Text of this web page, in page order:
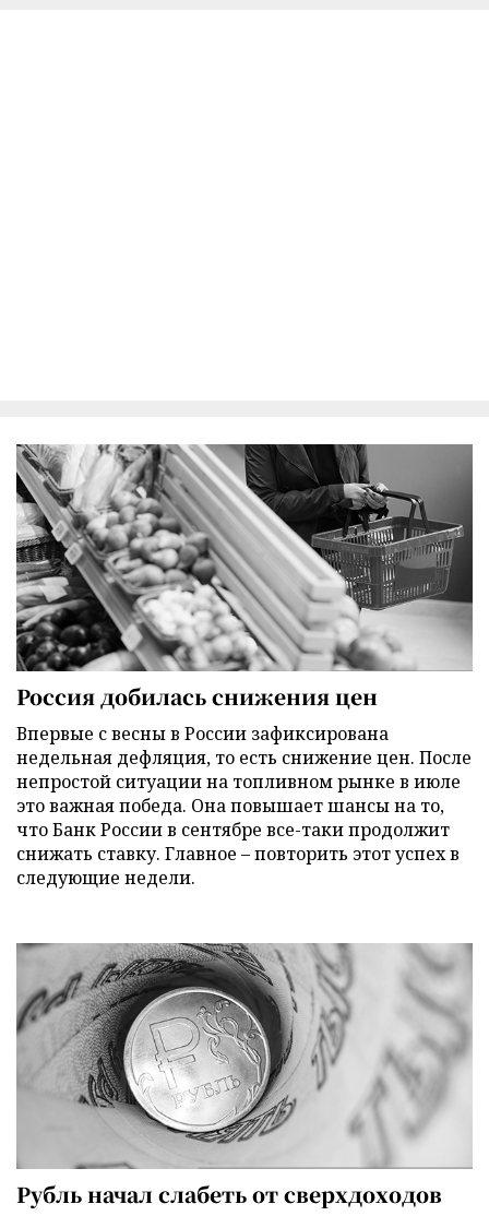
Россия добилась снижения цен
Впервые с весны в России зафиксирована
недельная дефляция, то есть снижение цен. После
непростой ситуации на топливном рынке в июле
это важная победа. Она повышает шансы на то,
что Банк России в сентябре все-таки продолжит
снижать ставку. Главное – повторить этот успех в
следующие недели.
Рубль начал слабеть от сверхдоходов